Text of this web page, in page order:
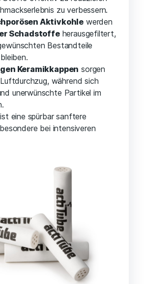
zu verbessern.
Aktivkohle werden
Schadstoffeherausgefiltert,
Bestandteile
Keramikkappen sorgen
während sich
unerwünschte Partikel im
eine spürbar sanftere
bei intensiveren